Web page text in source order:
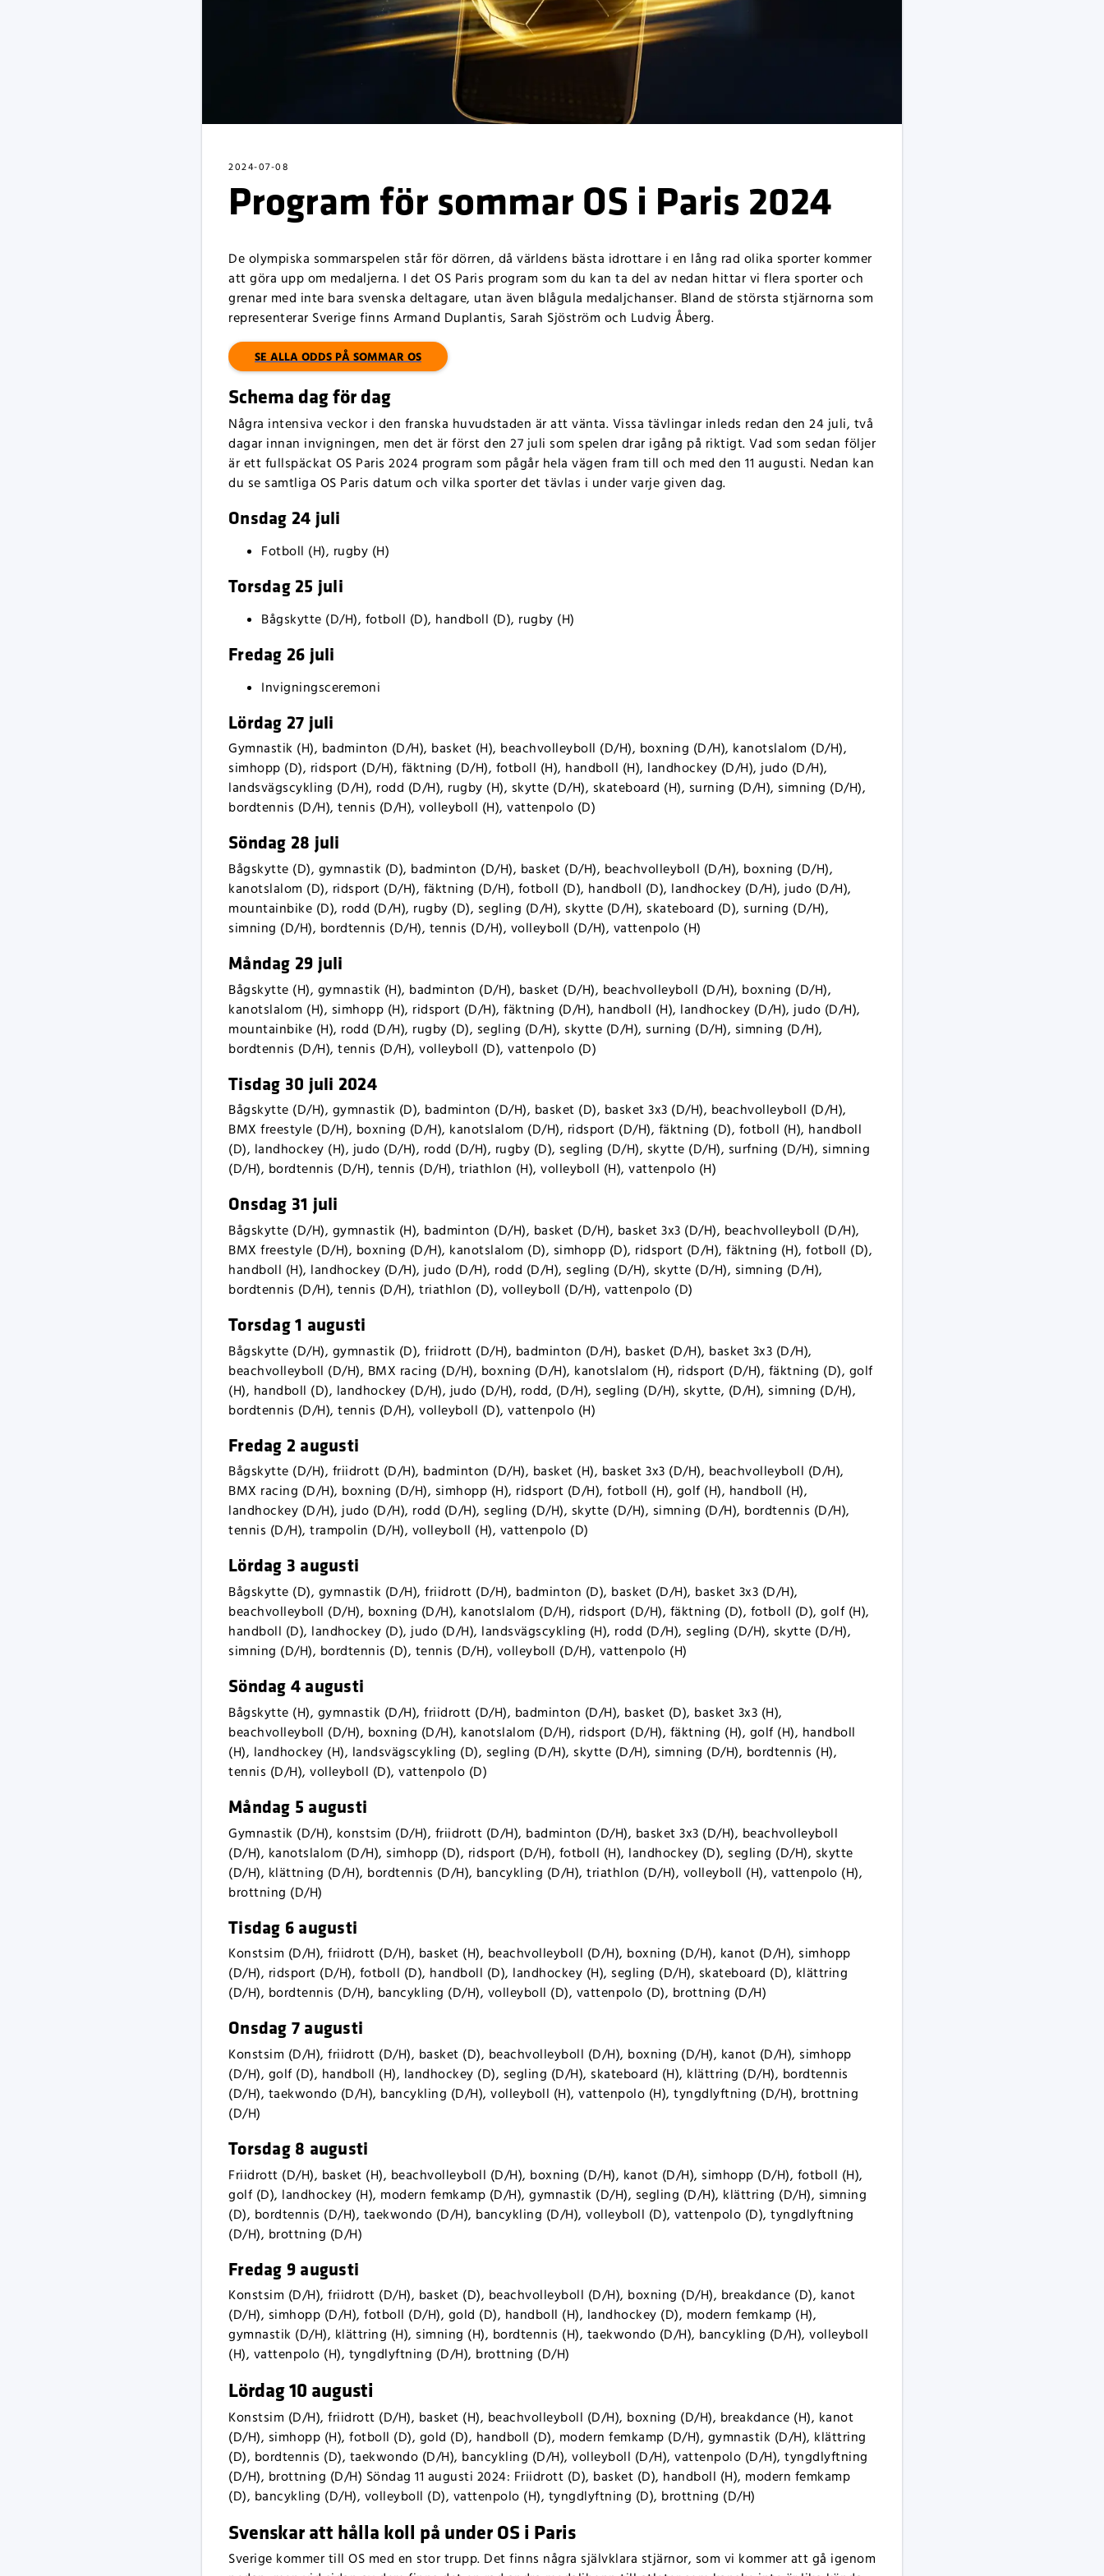
2024-07-08
Program för sommar OS i Paris 2024
De olympiska sommarspelen står för dörren, då världens bästa idrottare i en lång rad olika sporter kommer
att göra upp om medaljerna. I det OS Paris program som du kan ta del av nedan hittar vi flera sporter och
grenar med inte bara svenska deltagare, utan även blågula medaljchanser. Bland de största stjärnorna som
representerar Sverige finns Armand Duplantis, Sarah Sjöström och Ludvig Åberg.
SE ALLA ODDS PÅ SOMMAR OS
Schema dag för dag
Några intensiva veckor i den franska huvudstaden är att vänta. Vissa tävlingar inleds redan den 24 juli, två
dagar innan invigningen, men det är först den 27 juli som spelen drar igång på riktigt. Vad som sedan följer
är ett fullspäckat OS Paris 2024 program som pågår hela vägen fram till och med den 11 augusti. Nedan kan
du se samtliga OS Paris datum och vilka sporter det tävlas i under varje given dag.
Onsdag 24 juli
Fotboll (H), rugby (H)
Torsdag 25 juli
Bågskytte (D/H), fotboll (D), handboll (D), rugby (H)
Fredag 26 juli
Invigningsceremoni
Lördag 27 juli
Gymnastik (H), badminton (D/H), basket (H), beachvolleyboll (D/H), boxning (D/H), kanotslalom (D/H),
simhopp (D), ridsport (D/H), fäktning (D/H), fotboll (H), handboll (H), landhockey (D/H), judo (D/H),
landsvägscykling (D/H), rodd (D/H), rugby (H), skytte (D/H), skateboard (H), surning (D/H), simning (D/H),
bordtennis (D/H), tennis (D/H), volleyboll (H), vattenpolo (D)
Söndag 28 juli
Bågskytte (D), gymnastik (D), badminton (D/H), basket (D/H), beachvolleyboll (D/H), boxning (D/H),
kanotslalom (D), ridsport (D/H), fäktning (D/H), fotboll (D), handboll (D), landhockey (D/H), judo (D/H),
mountainbike (D), rodd (D/H), rugby (D), segling (D/H), skytte (D/H), skateboard (D), surning (D/H),
simning (D/H), bordtennis (D/H), tennis (D/H), volleyboll (D/H), vattenpolo (H)
Måndag 29 juli
Bågskytte (H), gymnastik (H), badminton (D/H), basket (D/H), beachvolleyboll (D/H), boxning (D/H),
kanotslalom (H), simhopp (H), ridsport (D/H), fäktning (D/H), handboll (H), landhockey (D/H), judo (D/H),
mountainbike (H), rodd (D/H), rugby (D), segling (D/H), skytte (D/H), surning (D/H), simning (D/H),
bordtennis (D/H), tennis (D/H), volleyboll (D), vattenpolo (D)
Tisdag 30 juli 2024
Bågskytte (D/H), gymnastik (D), badminton (D/H), basket (D), basket 3x3 (D/H), beachvolleyboll (D/H),
BMX freestyle (D/H), boxning (D/H), kanotslalom (D/H), ridsport (D/H), fäktning (D), fotboll (H), handboll
(D), landhockey (H), judo (D/H), rodd (D/H), rugby (D), segling (D/H), skytte (D/H), surfning (D/H), simning
(D/H), bordtennis (D/H), tennis (D/H), triathlon (H), volleyboll (H), vattenpolo (H)
Onsdag 31 juli
Bågskytte (D/H), gymnastik (H), badminton (D/H), basket (D/H), basket 3x3 (D/H), beachvolleyboll (D/H),
BMX freestyle (D/H), boxning (D/H), kanotslalom (D), simhopp (D), ridsport (D/H), fäktning (H), fotboll (D),
handboll (H), landhockey (D/H), judo (D/H), rodd (D/H), segling (D/H), skytte (D/H), simning (D/H),
bordtennis (D/H), tennis (D/H), triathlon (D), volleyboll (D/H), vattenpolo (D)
Torsdag 1 augusti
Bågskytte (D/H), gymnastik (D), friidrott (D/H), badminton (D/H), basket (D/H), basket 3x3 (D/H),
beachvolleyboll (D/H), BMX racing (D/H), boxning (D/H), kanotslalom (H), ridsport (D/H), fäktning (D), golf
(H), handboll (D), landhockey (D/H), judo (D/H), rodd, (D/H), segling (D/H), skytte, (D/H), simning (D/H),
bordtennis (D/H), tennis (D/H), volleyboll (D), vattenpolo (H)
Fredag 2 augusti
Bågskytte (D/H), friidrott (D/H), badminton (D/H), basket (H), basket 3x3 (D/H), beachvolleyboll (D/H),
BMX racing (D/H), boxning (D/H), simhopp (H), ridsport (D/H), fotboll (H), golf (H), handboll (H),
landhockey (D/H), judo (D/H), rodd (D/H), segling (D/H), skytte (D/H), simning (D/H), bordtennis (D/H),
tennis (D/H), trampolin (D/H), volleyboll (H), vattenpolo (D)
Lördag 3 augusti
Bågskytte (D), gymnastik (D/H), friidrott (D/H), badminton (D), basket (D/H), basket 3x3 (D/H),
beachvolleyboll (D/H), boxning (D/H), kanotslalom (D/H), ridsport (D/H), fäktning (D), fotboll (D), golf (H),
handboll (D), landhockey (D), judo (D/H), landsvägscykling (H), rodd (D/H), segling (D/H), skytte (D/H),
simning (D/H), bordtennis (D), tennis (D/H), volleyboll (D/H), vattenpolo (H)
Söndag 4 augusti
Bågskytte (H), gymnastik (D/H), friidrott (D/H), badminton (D/H), basket (D), basket 3x3 (H),
beachvolleyboll (D/H), boxning (D/H), kanotslalom (D/H), ridsport (D/H), fäktning (H), golf (H), handboll
(H), landhockey (H), landsvägscykling (D), segling (D/H), skytte (D/H), simning (D/H), bordtennis (H),
tennis (D/H), volleyboll (D), vattenpolo (D)
Måndag 5 augusti
Gymnastik (D/H), konstsim (D/H), friidrott (D/H), badminton (D/H), basket 3x3 (D/H), beachvolleyboll
(D/H), kanotslalom (D/H), simhopp (D), ridsport (D/H), fotboll (H), landhockey (D), segling (D/H), skytte
(D/H), klättning (D/H), bordtennis (D/H), bancykling (D/H), triathlon (D/H), volleyboll (H), vattenpolo (H),
brottning (D/H)
Tisdag 6 augusti
Konstsim (D/H), friidrott (D/H), basket (H), beachvolleyboll (D/H), boxning (D/H), kanot (D/H), simhopp
(D/H), ridsport (D/H), fotboll (D), handboll (D), landhockey (H), segling (D/H), skateboard (D), klättring
(D/H), bordtennis (D/H), bancykling (D/H), volleyboll (D), vattenpolo (D), brottning (D/H)
Onsdag 7 augusti
Konstsim (D/H), friidrott (D/H), basket (D), beachvolleyboll (D/H), boxning (D/H), kanot (D/H), simhopp
(D/H), golf (D), handboll (H), landhockey (D), segling (D/H), skateboard (H), klättring (D/H), bordtennis
(D/H), taekwondo (D/H), bancykling (D/H), volleyboll (H), vattenpolo (H), tyngdlyftning (D/H), brottning
(D/H)
Torsdag 8 augusti
Friidrott (D/H), basket (H), beachvolleyboll (D/H), boxning (D/H), kanot (D/H), simhopp (D/H), fotboll (H),
golf (D), landhockey (H), modern femkamp (D/H), gymnastik (D/H), segling (D/H), klättring (D/H), simning
(D), bordtennis (D/H), taekwondo (D/H), bancykling (D/H), volleyboll (D), vattenpolo (D), tyngdlyftning
(D/H), brottning (D/H)
Fredag 9 augusti
Konstsim (D/H), friidrott (D/H), basket (D), beachvolleyboll (D/H), boxning (D/H), breakdance (D), kanot
(D/H), simhopp (D/H), fotboll (D/H), gold (D), handboll (H), landhockey (D), modern femkamp (H),
gymnastik (D/H), klättring (H), simning (H), bordtennis (H), taekwondo (D/H), bancykling (D/H), volleyboll
(H), vattenpolo (H), tyngdlyftning (D/H), brottning (D/H)
Lördag 10 augusti
Konstsim (D/H), friidrott (D/H), basket (H), beachvolleyboll (D/H), boxning (D/H), breakdance (H), kanot
(D/H), simhopp (H), fotboll (D), gold (D), handboll (D), modern femkamp (D/H), gymnastik (D/H), klättring
(D), bordtennis (D), taekwondo (D/H), bancykling (D/H), volleyboll (D/H), vattenpolo (D/H), tyngdlyftning
(D/H), brottning (D/H) Söndag 11 augusti 2024: Friidrott (D), basket (D), handboll (H), modern femkamp
(D), bancykling (D/H), volleyboll (D), vattenpolo (H), tyngdlyftning (D), brottning (D/H)
Svenskar att hålla koll på under OS i Paris
Sverige kommer till OS med en stor trupp. Det finns några självklara stjärnor, som vi kommer att gå igenom